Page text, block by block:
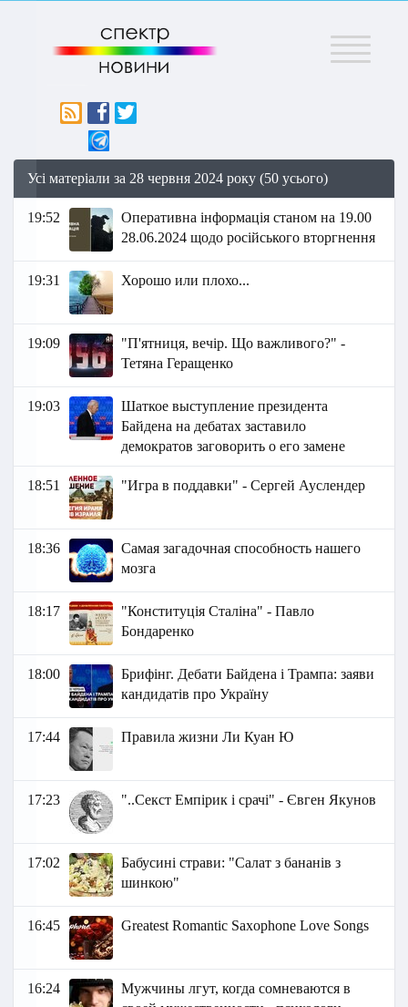
Меню
Усі матеріали за 28 червня 2024 року (50 усього)
19:52
Оперативна інформація станом на 19.00
28.06.2024 щодо російського вторгнення
19:31 Хорошо или плохо...
19:09
"П'ятниця, вечір. Що важливого?" -
Тетяна Геращенко
19:03
Шаткое выступление президента
Байдена на дебатах заставило
демократов заговорить о его замене
18:51 "Игра в поддавки" - Сергей Ауслендер
18:36
Самая загадочная способность нашего
мозга
18:17
"Конституція Сталіна" - Павло
Бондаренко
18:00
Брифінг. Дебати Байдена і Трампа: заяви
кандидатів про Україну
17:44 Правила жизни Ли Куан Ю
17:23 "..Секст Емпірик і срачі" - Євген Якунов
17:02
Бабусині страви: "Салат з бананів з
шинкою"
16:45 Greatest Romantic Saxophone Love Songs
16:24
Мужчины лгут, когда сомневаются в